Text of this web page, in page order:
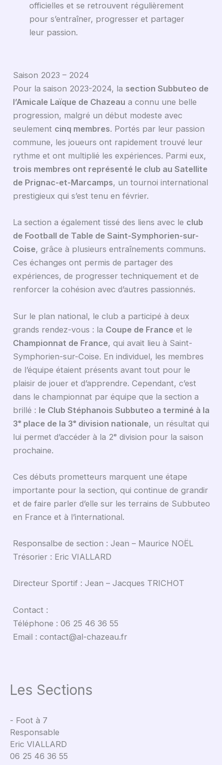
officielles et se retrouvent régulièrement
pour s’entraîner, progresser et partager
leur passion.
Saison 2023 – 2024
Pour la saison 2023-2024, la section Subbuteo de
l’Amicale Laïque de Chazeau a connu une belle
progression, malgré un début modeste avec
seulement cinq membres. Portés par leur passion
commune, les joueurs ont rapidement trouvé leur
rythme et ont multiplié les expériences. Parmi eux,
trois membres ont représenté le club au Satellite
de Prignac-et-Marcamps, un tournoi international
prestigieux qui s’est tenu en février.
La section a également tissé des liens avec le club
de Football de Table de Saint-Symphorien-sur-
Coise, grâce à plusieurs entraînements communs.
Ces échanges ont permis de partager des
expériences, de progresser techniquement et de
renforcer la cohésion avec d’autres passionnés.
Sur le plan national, le club a participé à deux
grands rendez-vous : la Coupe de France et le
Championnat de France, qui avait lieu à Saint-
Symphorien-sur-Coise. En individuel, les membres
de l’équipe étaient présents avant tout pour le
plaisir de jouer et d’apprendre. Cependant, c’est
dans le championnat par équipe que la section a
brillé : le Club Stéphanois Subbuteo a terminé à la
3ᵉ place de la 3ᵉ division nationale, un résultat qui
lui permet d’accéder à la 2ᵉ division pour la saison
prochaine.
Ces débuts prometteurs marquent une étape
importante pour la section, qui continue de grandir
et de faire parler d’elle sur les terrains de Subbuteo
en France et à l’international.
Responsalbe de section : Jean – Maurice NOËL
Trésorier : Eric VIALLARD
Directeur Sportif : Jean – Jacques TRICHOT
Contact :
Téléphone : 06 25 46 36 55
Email : contact@al-chazeau.fr
Les Sections
- Foot à 7
Responsable
Eric VIALLARD
06 25 46 36 55